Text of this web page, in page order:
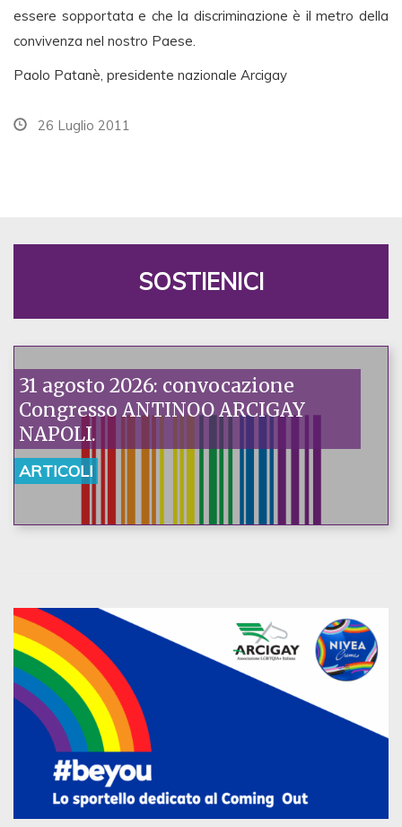
essere sopportata e che la discriminazione è il metro della
convivenza nel nostro Paese.
Paolo Patanè, presidente nazionale Arcigay
26 Luglio 2011
SOSTIENICI
31 agosto 2026: convocazione
Congresso ANTINOO ARCIGAY
NAPOLI.
ARTICOLI